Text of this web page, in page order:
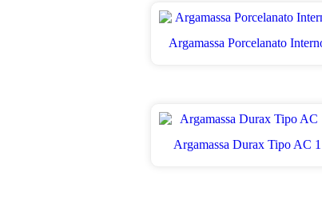
Argamassa Porcelanato
Argamassa Durax Tipo AC 1